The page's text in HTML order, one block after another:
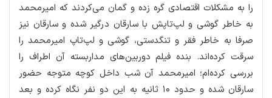
را به مشكلات اقتصادی گره زده و گمان می‌كردند كه امیرمحمد
به خاطر گوشی و لپ‌تاپش با سارقان درگیر شده و سارقان نیز
صرفا به خاطر فقر و تنگدستی، گوشی و لپ‌تاپ امیرمحمد را
سرقت كرده‌اند. بنده فیلم دوربین‌های مداربسته آن اطراف را
بررسی كرده‌ام؛ امیرمحمد آن شب داخل كوچه متوجه حضور
سارقان شده و حدود ۱۰ ثانیه به این دو نفر نگاه كرده و بعد